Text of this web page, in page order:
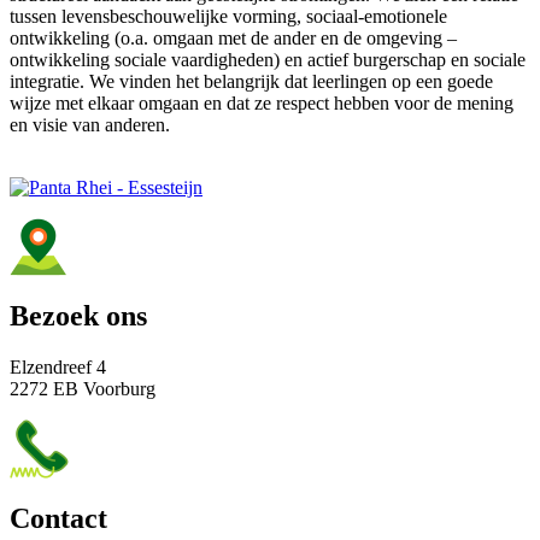
tussen levensbeschouwelijke vorming, sociaal-emotionele
ontwikkeling (o.a. omgaan met de ander en de omgeving –
ontwikkeling sociale vaardigheden) en actief burgerschap en sociale
integratie. We vinden het belangrijk dat leerlingen op een goede
wijze met elkaar omgaan en dat ze respect hebben voor de mening
en visie van anderen.
Bezoek ons
Elzendreef 4
2272 EB Voorburg
Contact